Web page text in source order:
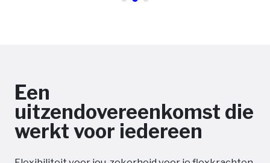
Een
uitzendovereenkomst die
werkt voor iedereen